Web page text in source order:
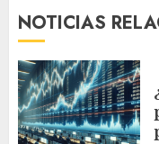
NOTICIAS